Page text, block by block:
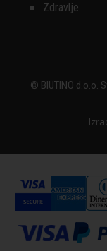
Zdravlje
© BIUTINO d.o.o.